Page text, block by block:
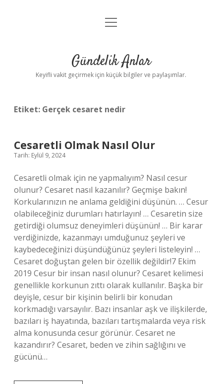
Anasayfa
Yasal Uyarı
menüyü
Gündelik Anlar
Keyifli vakit geçirmek için küçük bilgiler ve paylaşımlar.
Etiket: Gerçek cesaret nedir
Cesaretli Olmak Nasıl Olur
Tarih: Eylül 9, 2024
Cesaretli olmak için ne yapmalıyım? Nasıl cesur
olunur? Cesaret nasıl kazanılır? Geçmişe bakın!
Korkularınızın ne anlama geldiğini düşünün. … Cesur
olabileceğiniz durumları hatırlayın! … Cesaretin size
getirdiği olumsuz deneyimleri düşünün! … Bir karar
verdiğinizde, kazanmayı umduğunuz şeyleri ve
kaybedeceğinizi düşündüğünüz şeyleri listeleyin! …
Cesaret doğuştan gelen bir özellik değildir!7 Ekim
2019 Cesur bir insan nasıl olunur? Cesaret kelimesi
genellikle korkunun zıttı olarak kullanılır. Başka bir
deyişle, cesur bir kişinin belirli bir konudan
korkmadığı varsayılır. Bazı insanlar aşk ve ilişkilerde,
bazıları iş hayatında, bazıları tartışmalarda veya risk
alma konusunda cesur görünür. Cesaret ne
kazandırır? Cesaret, beden ve zihin sağlığını ve
gücünü…